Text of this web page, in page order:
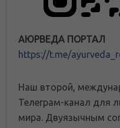
АЮРВЕДА ПОРТАЛ
https://t.me/
Наш второй,
Телеграм-канал для
мира. Двуязычным